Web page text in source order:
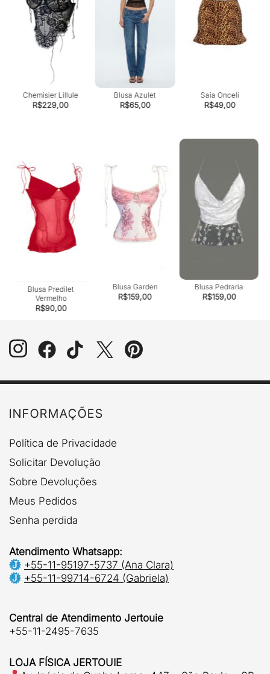
Saia Onceli
R$49,00
Blusa Azulet
R$65,00
Chemisier Lillule
R$229,00
Blusa Predilet
Vermelho
R$90,00
Blusa Garden
R$159,00
Blusa Pedraria
R$159,00
INFORMAÇÕES
Política de Privacidade
Solicitar Devolução
Sobre Devoluções
Meus Pedidos
Senha perdida
Atendimento Whatsapp:
+55-11-95197-5737 (Ana Clara)
+55-11-99714-6724 (Gabriela)
Central de Atendimento Jertouie
+55-11-2495-7635
LOJA FÍSICA JERTOUIE